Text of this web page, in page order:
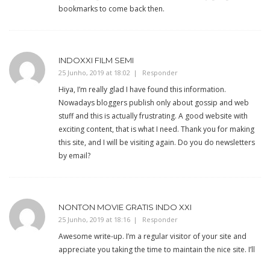
bookmarks to come back then.
INDOXXI FILM SEMI
25 Junho, 2019 at 18:02 Responder
Hiya, I’m really glad I have found this information.
Nowadays bloggers publish only about gossip and web
stuff and this is actually frustrating. A good website with
exciting content, that is what I need. Thank you for making
this site, and I will be visiting again. Do you do newsletters
by email?
NONTON MOVIE GRATIS INDO XXI
25 Junho, 2019 at 18:16 Responder
Awesome write-up. I’m a regular visitor of your site and
appreciate you taking the time to maintain the nice site. I’ll